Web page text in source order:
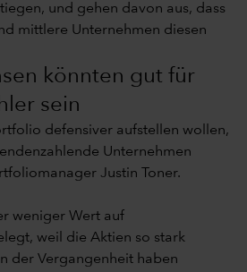
und gehen davon aus, dass
mittlere Unternehmen diesen
könnten gut für
sein
defensiver aufstellen wollen,
Unternehmen
Justin Toner.
weniger Wert auf
weil die Aktien so stark
der Vergangenheit haben